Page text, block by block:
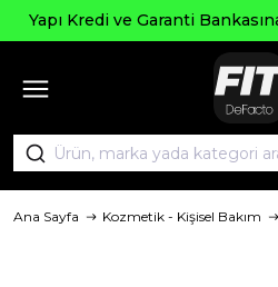
Yapı Kredi ve Garanti
Ana Sayfa Kozmetik - Kişisel Bakım